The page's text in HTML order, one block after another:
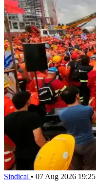
Sindical • 07 Aug 2026 19:25